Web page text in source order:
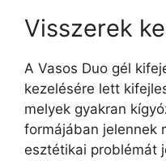
Visszerek
A Vasos Duo gél
kezelésére lett
melyek gyakran
formájában jelennek
esztétikai problémát